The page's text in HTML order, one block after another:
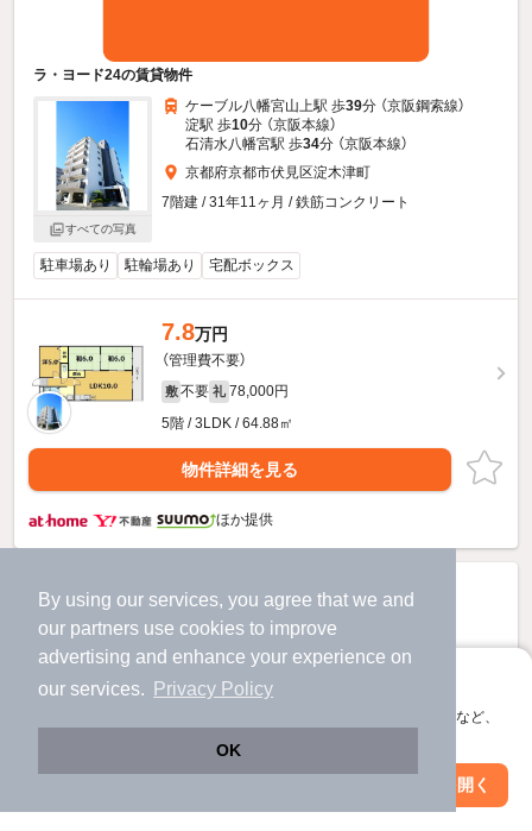
By using our services, you agree that we and
our partners use cookies to improve
advertising and enhance your experience on
our services.
Privacy Policy
OK
アプリに切り替えて、サクサクお部屋探し
会員登録なしですぐ使える。マップ検索やお気に入り保存など、
アプリを開く
ラ・ヨード24の賃貸物件
すべての写真
ケーブル八幡宮山上駅 歩39分 （京阪鋼索線）
淀駅 歩10分 （京阪本線）
石清水八幡宮駅 歩34分 （京阪本線）
京都府京都市伏見区淀木津町
7階建 / 31年11ヶ月 / 鉄筋コンクリート
駐車場あり 駐輪場あり 宅配ボックス
7.8万円
（管理費不要）
敷 不要 礼 78,000円
5階 / 3LDK / 64.88㎡
物件詳細を見る
ほか提供
絞り込み条件を変更